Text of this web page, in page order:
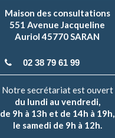
Maison des consultations
551 Avenue Jacqueline
Auriol 45770 SARAN
02 38 79 61 99
Notre secrétariat est ouvert
du lundi au vendredi,
de 9h à 13h et de 14h à 19h,
le samedi de 9h à 12h.